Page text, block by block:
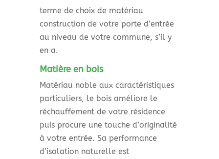
terme de choix de matériau
construction de votre porte d’entrée
au niveau de votre commune, s’il y
en a.
Matière en bois
Matériau noble aux caractéristiques
particuliers, le bois améliore le
réchauffement de votre résidence
puis procure une touche d’originalité
à votre entrée. Sa performance
d’isolation naturelle est